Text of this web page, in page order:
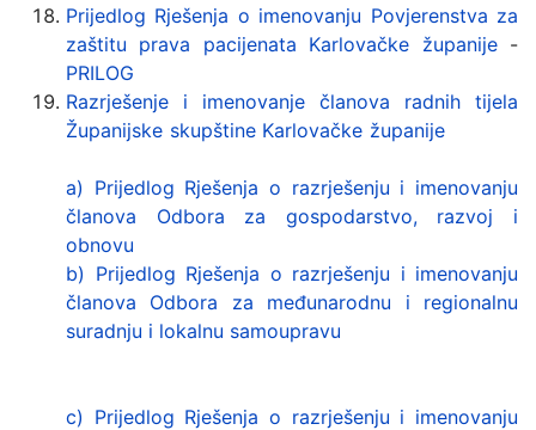
Prijedlog Rješenja o imenovanju Povjerenstva za
zaštitu prava pacijenata Karlovačke županije-
PRILOG
Razrješenje i imenovanje članova radnih tijela
Županijske skupštine Karlovačke županije
a) Prijedlog Rješenja o razrješenju i imenovanju
članova Odbora za gospodarstvo, razvoj i
obnovu
b) Prijedlog Rješenja o razrješenju i imenovanju
članova Odbora za međunarodnu i regionalnu
suradnju i lokalnu samoupravu
c) Prijedlog Rješenja o razrješenju i imenovanju